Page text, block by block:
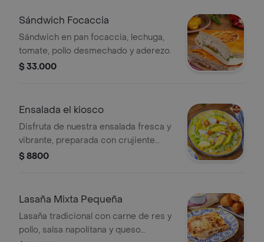
Sándwich Focaccia
Sándwich en pan focaccia, lechuga,
tomate, pollo desmechado y aderezo.
$ 33.000
Ensalada el kiosco
Disfruta de nuestra ensalada fresca y
vibrante, preparada con crujiente
lechuga crespa, jugosos tomates
acompañado de una deliciosa
vinagreta que realza cada sabor.
$ 8800
Lasaña Mixta Pequeña
Lasaña tradicional con carne de res y
pollo, salsa napolitana y queso